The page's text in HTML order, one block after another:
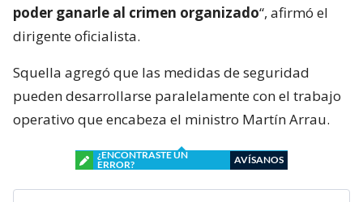
poder ganarle al crimen organizado“, afirmó el
dirigente oficialista.
Squella agregó que las medidas de seguridad
pueden desarrollarse paralelamente con el trabajo
operativo que encabeza el ministro Martín Arrau.
¿ENCONTRASTE UN
ERROR?
AVÍSANOS